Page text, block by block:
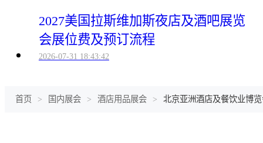
2027美国拉斯维加斯夜店及酒吧展览
会展位费及预订流程
2026-07-31 18:43:42
首页 > 国内展会 > 酒店用品展会 > 北京亚洲酒店及餐饮业博